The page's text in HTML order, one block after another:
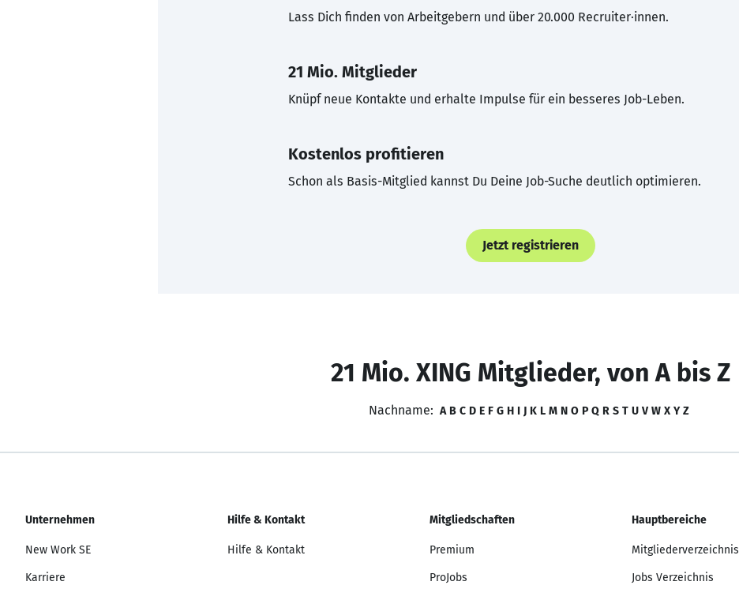
Lass Dich finden von Arbeitgebern und über 20.000 Recruiter·innen.
21 Mio. Mitglieder
Knüpf neue Kontakte und erhalte Impulse für ein besseres Job-Leben.
Kostenlos profitieren
Schon als Basis-Mitglied kannst Du Deine Job-Suche deutlich optimieren.
Jetzt registrieren
21 Mio. XING Mitglieder, von A bis Z
Nachname: A B C D E F G H I J K L M N O P Q R S T U V W X Y Z
Unternehmen
New Work SE
Karriere
Hilfe & Kontakt
Hilfe & Kontakt
Mitgliedschaften
Premium
ProJobs
Hauptbereiche
Mitgliederverzeichnis
Jobs Verzeichnis